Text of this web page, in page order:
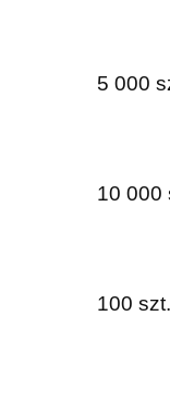
5 000
10 000
100 szt.